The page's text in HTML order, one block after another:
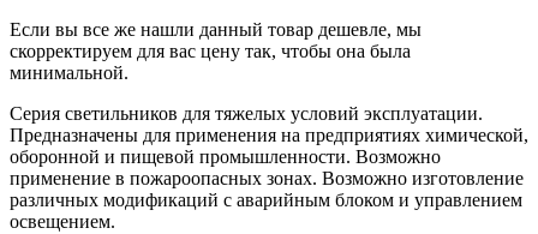
Если вы все же нашли данный товар дешевле, мы
скорректируем для вас цену так, чтобы она была
минимальной.
Серия светильников для тяжелых условий эксплуатации.
Предназначены для применения на предприятиях химической,
оборонной и пищевой промышленности. Возможно
применение в пожароопасных зонах. Возможно изготовление
различных модификаций с аварийным блоком и управлением
освещением.